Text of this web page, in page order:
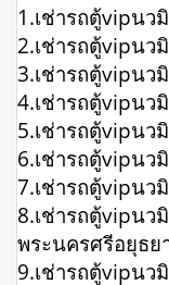
1.เช่ารถตู้vipน
2.เช่ารถตู้vipน
3.เช่ารถตู้vipน
4.เช่ารถตู้vipน
5.เช่ารถตู้vipน
6.เช่ารถตู้vipน
7.เช่ารถตู้vipน
8.เช่ารถตู้vipน
พระนครศรีอยุธย
9.เช่ารถตู้vipน